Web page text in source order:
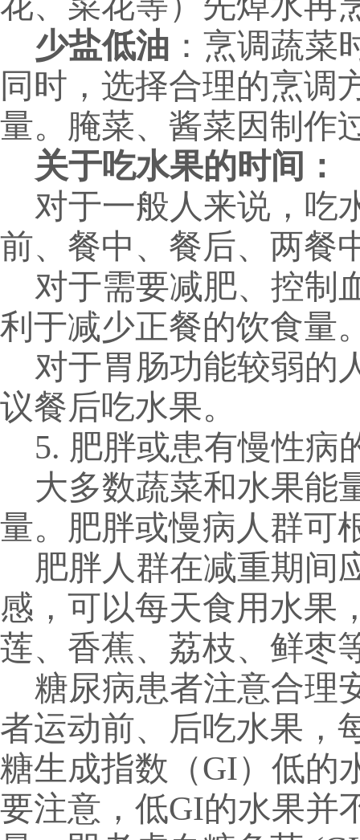
少盐低油 ：烹调蔬
同时，选择合理的烹调
量。腌菜、酱菜因制作
关于吃水果的时间 ：
对于一般人来说，吃
前、餐中、餐后、两餐
对于需要减肥、控制
利于减少正餐的饮食量
对于胃肠功能较弱的
议餐后吃水果。
5. 肥胖或患有慢性病
大多数蔬菜和水果能
量。肥胖或慢病人群可
肥胖人群在减重期间
感，可以每天食用水果
莲、香蕉、荔枝、鲜枣
糖尿病患者注意合理
者运动前、后吃水果，
糖生成指数（GI）低的
要注意，低GI的水果并